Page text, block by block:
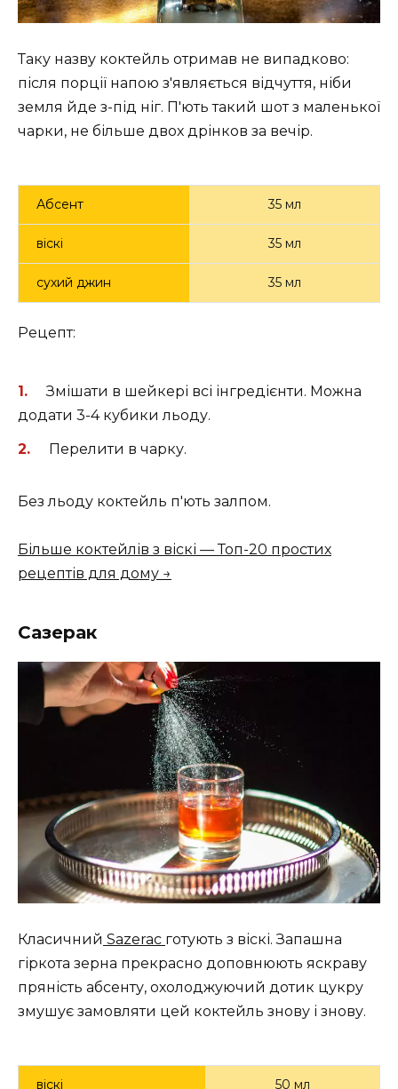
Таку назву коктейль отримав не випадково:
після порції напою з'являється відчуття, ніби
земля йде з-під ніг. П'ють такий шот з маленької
чарки, не більше двох дрінков за вечір.
Абсент 35 мл
віскі 35 мл
сухий джин 35 мл
Рецепт:
Змішати в шейкері всі інгредієнти. Можна
додати 3-4 кубики льоду.
Перелити в чарку.
Без льоду коктейль п'ють залпом.
Більше коктейлів з віскі — Топ-20 простих
рецептів для дому →
Сазерак
Класичний Sazerac готують з віскі. Запашна
гіркота зерна прекрасно доповнюють яскраву
пряність абсенту, охолоджуючий дотик цукру
змушує замовляти цей коктейль знову і знову.
віскі 50 мл